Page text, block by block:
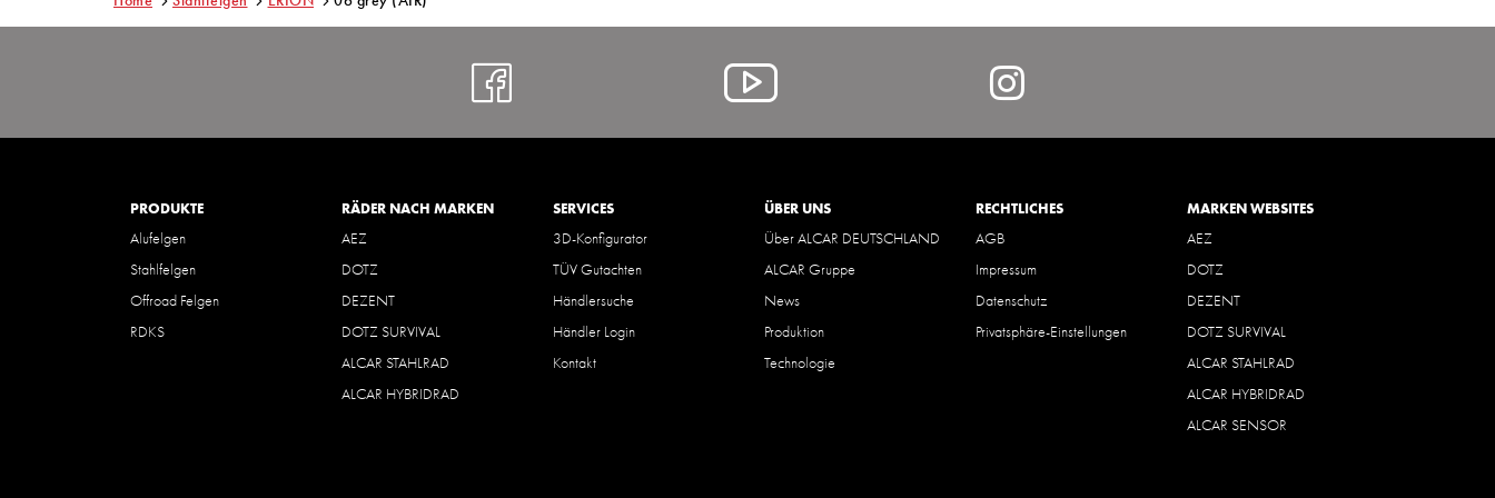
https://www.facebook.com/AlcarDeutschlandGmbH/
Alcar
https://www.instagram.com/
PRODUKTE
Alufelgen
Stahlfelgen
Offroad Felgen
RDKS
RÄDER NACH MARKEN
AEZ
DOTZ
DEZENT
DOTZ SURVIVAL
ALCAR STAHLRAD
ALCAR HYBRIDRAD
SERVICES
3D-Konfigurator
TÜV Gutachten
Händlersuche
Händler Login
Kontakt
ÜBER UNS
Über ALCAR DEUTSCHLAND
ALCAR Gruppe
News
Produktion
Technologie
RECHTLICHES
AGB
Impressum
Datenschutz
Privatsphäre-Einstellungen
MARKEN WEBSITES
AEZ
DOTZ
DEZENT
DOTZ SURVIVAL
ALCAR STAHLRAD
ALCAR HYBRIDRAD
ALCAR SENSOR